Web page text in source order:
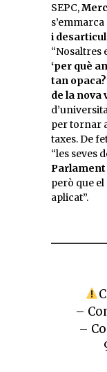
SEPC,
i
“Nosaltres
‘per què
tan
de la nova
per tornar
taxes. De
“les seves
Parlament
però que
aplicat”.
–
–